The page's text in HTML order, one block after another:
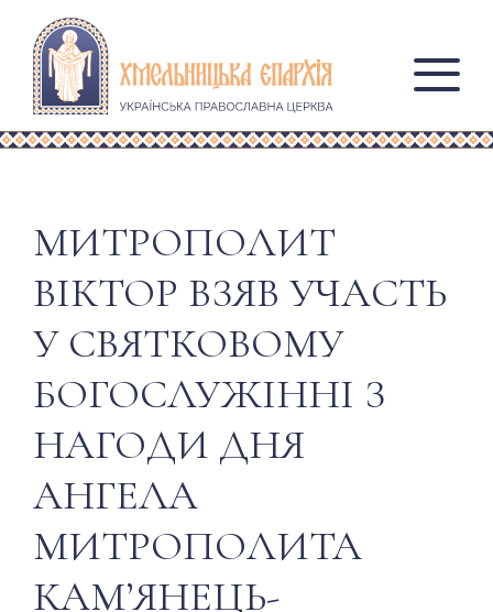
МИТРОПОЛИТ
ВІКТОР ВЗЯВ УЧАСТЬ
У СВЯТКОВОМУ
БОГОСЛУЖІННІ З
НАГОДИ ДНЯ
АНГЕЛА
МИТРОПОЛИТА
КАМʼЯНЕЦЬ-